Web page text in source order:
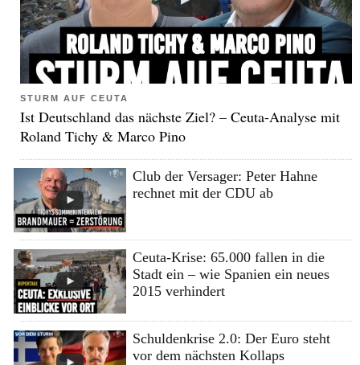
STURM AUF CEUTA
Ist Deutschland das nächste Ziel? – Ceuta-Analyse mit
Roland Tichy & Marco Pino
Club der Versager: Peter Hahne
rechnet mit der CDU ab
Ceuta-Krise: 65.000 fallen in die
Stadt ein – wie Spanien ein neues
2015 verhindert
Schuldenkrise 2.0: Der Euro steht
vor dem nächsten Kollaps